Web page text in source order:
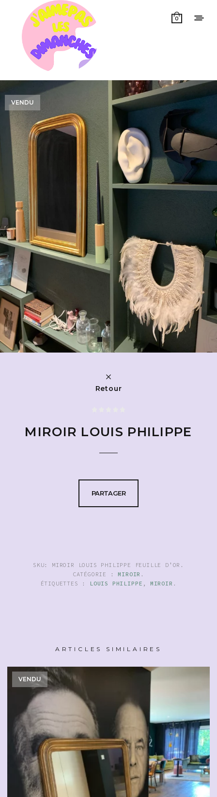
0
VENDU
Retour
MIROIR LOUIS PHILIPPE
PARTAGER
SKU: MIROIR LOUIS PHILIPPE FEUILLE D'OR .
CATÉGORIE :MIROIR .
ÉTIQUETTES : LOUIS PHILIPPE , MIROIR .
ARTICLES SIMILAIRES
VENDU